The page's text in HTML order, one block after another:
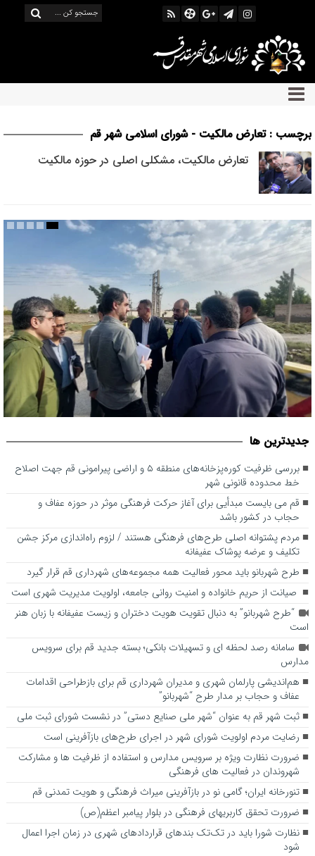
برچسب : تعارض مالکیت - شورای اسلامی شهر قم
تعارض مالکیت، مشکلی اصلی در حوزه مالکیت
اصلاح خط محدوده قانونی شهر
جديدترين ها
بررسی ظرفیت کوره‌پزخانه‌های منطقه ۵ و اراضی پیرامونی قم جهت اصلاح
خط محدوده قانونی شهر
قم می بایست مبدأیی برای آغاز حرکت فرهنگی موثر در حوزه عفاف و
حجاب در کشور باشد
مردم پشتوانه اصلی طرح‌های فرهنگی هستند / لزوم راه‌اندازی مرکز جشن
تکلیف و عرضه پوشاک عفیفانه
طرح شهربانو باید محور فعالیت همه مجموعه‌های شهرداری قم قرار گیرد
صیانت از حریم خانواده و امنیت روانی جامعه، اولویت مدیریت شهری است
“طرح شهربانو” به دنبال تقویت هویت دختران و زیست عفیفانه با زبان هنر
است
سامانه رصد لحظه ای و تسهیلات بانکی؛ بسته جدید قم برای سرویس
مدارس
هم‌اندیشی پارلمان شهری و مدیران شهرداری قم برای بازطراحی اقدامات
عفاف و حجاب بر مدار طرح “شهربانو”
ثبت شهر قم به عنوان “شهر ملی صنایع دستی” در نشست شورای ثبت ملی
رضایت مردم اولویت شورای شهر در اجرای طرح‌های بازآفرینی است
ضرورت نظارت ویژه بر سرویس مدارس و استفاده از ظرفیت ها و مشارکت
شهروندان در فعالیت های فرهنگی
تنورخانه ایران؛ گامی نو در بازآفرینی میراث فرهنگی و هویت تمدنی قم
ضرورت تحقق کاربری­های فرهنگی در بلوار پیامبر اعظم(ص)
نظارت شورا باید در تک‌تک بندهای قراردادهای شهری در زمان اجرا اعمال
شود